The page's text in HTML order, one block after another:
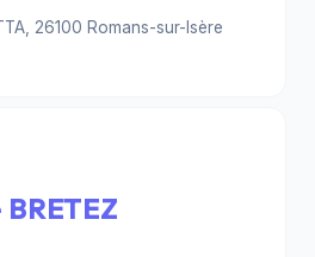
26100 Romans-sur-Isère